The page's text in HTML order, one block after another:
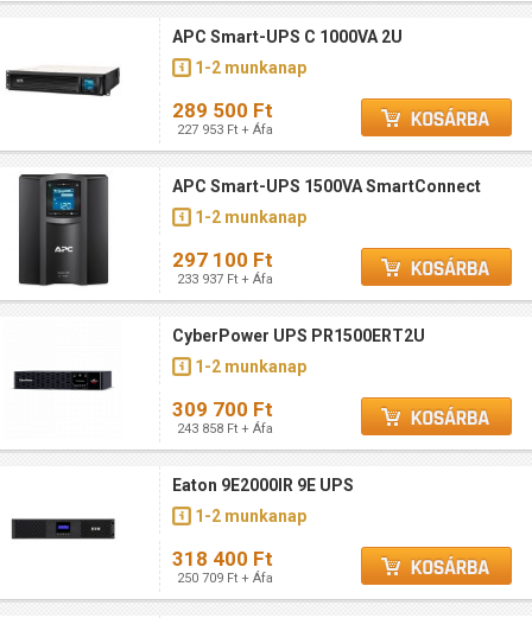
APC Smart-UPS C 1000VA 2U
1-2 munkanap
289 500 Ft
227 953 Ft + Áfa
APC Smart-UPS 1500VA SmartConnect
1-2 munkanap
297 100 Ft
233 937 Ft + Áfa
CyberPower UPS PR1500ERT2U
1-2 munkanap
309 700 Ft
243 858 Ft + Áfa
Eaton 9E2000IR 9E UPS
1-2 munkanap
318 400 Ft
250 709 Ft + Áfa